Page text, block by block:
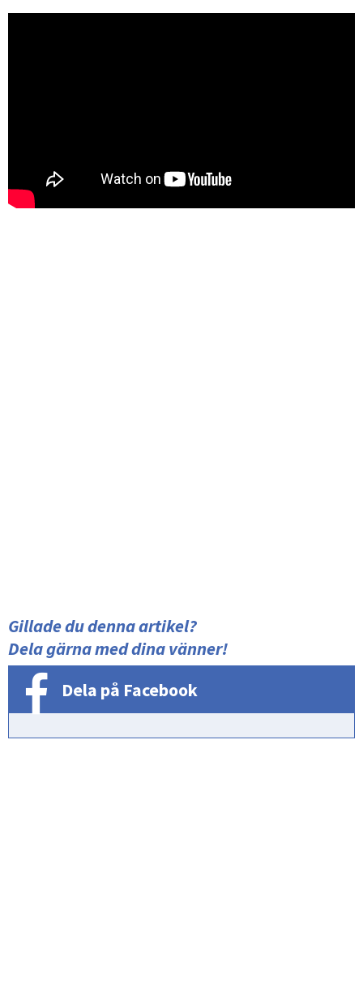
Gillade du denna artikel?
Dela gärna med dina vänner!
Dela på Facebook